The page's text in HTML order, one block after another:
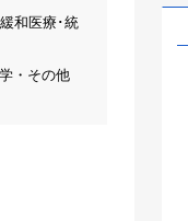
和医療･統
・その他